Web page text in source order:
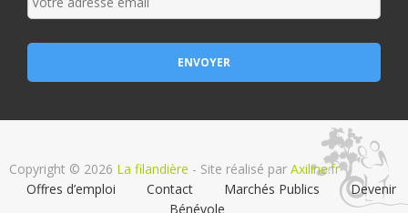
Copyright © 2026 La filandière - Site réalisé par Axiline.fr
Offres d’emploi
Contact Marchés Publics
Devenir
Bénévole